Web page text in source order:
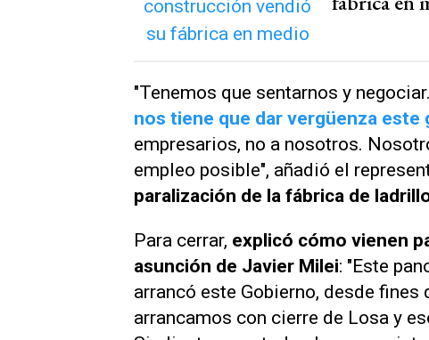
"Tenemos que sentarnos y
nos tiene que dar vergüenza este
empresarios, no a nosotros.
empleo posible", añadió el
paralización de la fábrica de
Para cerrar, explicó cómo vienen
asunción de Javier Milei: "Este
arrancó este Gobierno, desde
arrancamos con cierre de Losa y